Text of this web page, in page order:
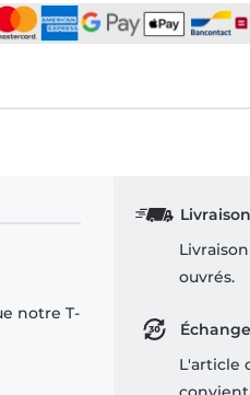
notre T-
ouvrés.
L'article